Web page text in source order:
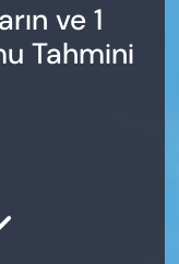
ve 1
Tahmini